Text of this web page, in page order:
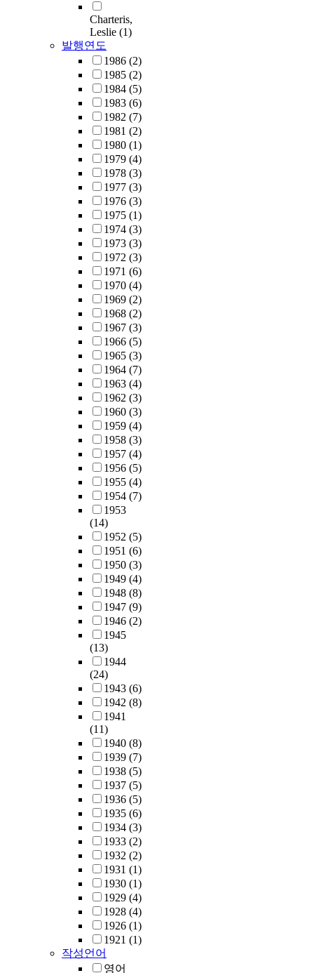
Charteris,
Leslie (1)
발행연도
1986 (2)
1985 (2)
1984 (5)
1983 (6)
1982 (7)
1981 (2)
1980 (1)
1979 (4)
1978 (3)
1977 (3)
1976 (3)
1975 (1)
1974 (3)
1973 (3)
1972 (3)
1971 (6)
1970 (4)
1969 (2)
1968 (2)
1967 (3)
1966 (5)
1965 (3)
1964 (7)
1963 (4)
1962 (3)
1960 (3)
1959 (4)
1958 (3)
1957 (4)
1956 (5)
1955 (4)
1954 (7)
1953
(14)
1952 (5)
1951 (6)
1950 (3)
1949 (4)
1948 (8)
1947 (9)
1946 (2)
1945
(13)
1944
(24)
1943 (6)
1942 (8)
1941
(11)
1940 (8)
1939 (7)
1938 (5)
1937 (5)
1936 (5)
1935 (6)
1934 (3)
1933 (2)
1932 (2)
1931 (1)
1930 (1)
1929 (4)
1928 (4)
1926 (1)
1921 (1)
작성언어
영어